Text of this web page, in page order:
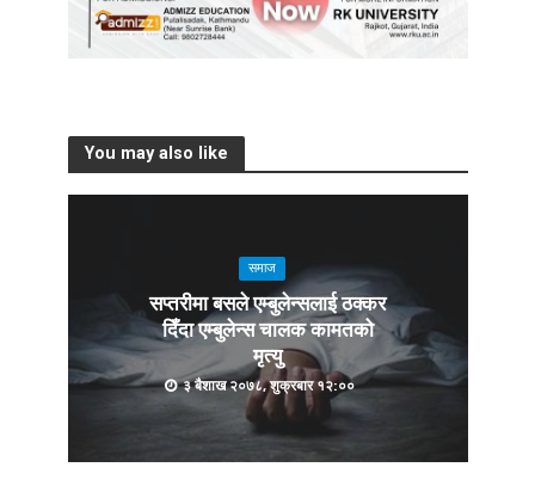
You may also like
समाज
सप्तरीमा बसले एम्बुलेन्सलाई ठक्कर
दिँदा एम्बुलेन्स चालक कामतको
मृत्यु
३ बैशाख २०७८, शुक्रबार १२:००